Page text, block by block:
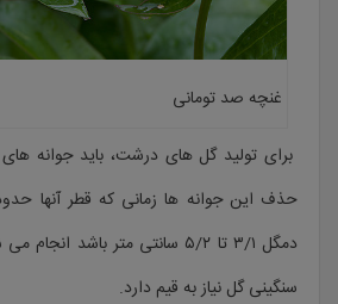
غنچه صد تومانی
برای تولید گل های درشت، باید جوانه
دمگل ۳/۱ تا ۵/۲ سانتی متر باشد
سنگینی گل نیاز به قیم دارد.